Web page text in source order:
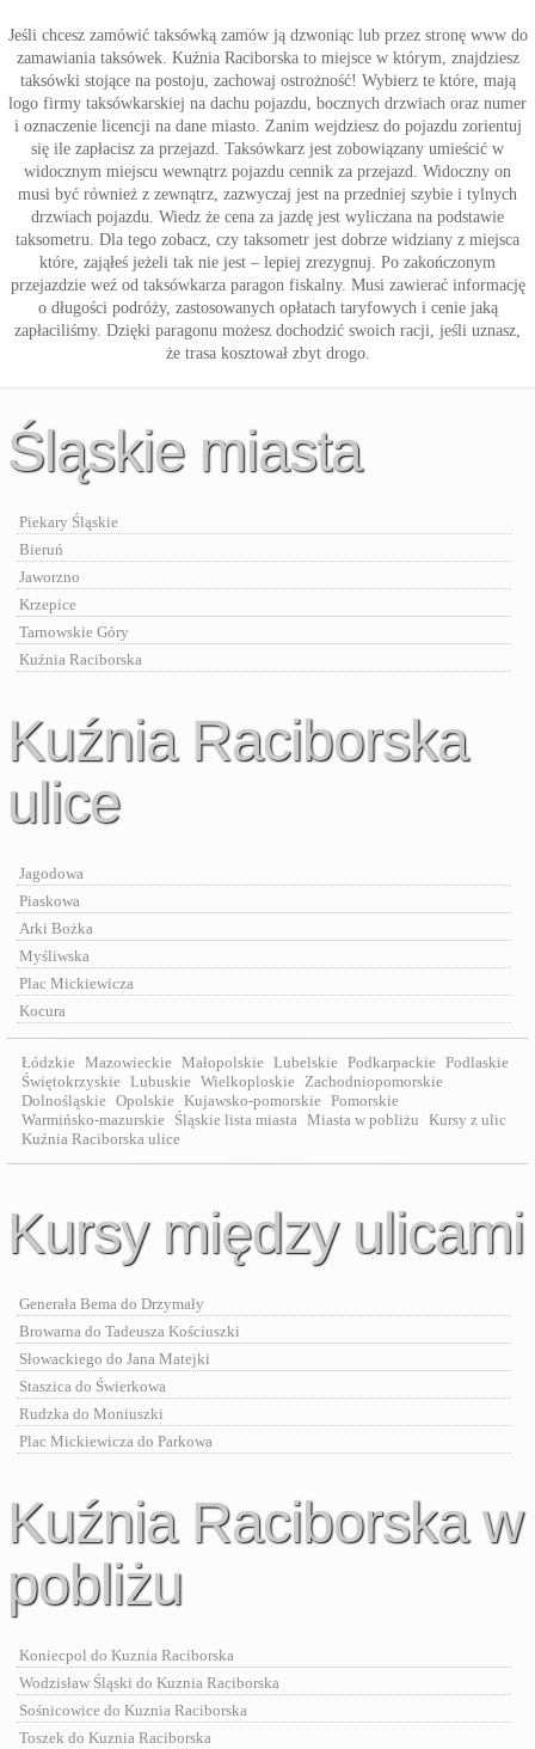
Jeśli chcesz zamówić taksówką zamów ją dzwoniąc lub przez stronę www do
zamawiania taksówek. Kuźnia Raciborska to miejsce w którym, znajdziesz
taksówki stojące na postoju, zachowaj ostrożność! Wybierz te które, mają
logo firmy taksówkarskiej na dachu pojazdu, bocznych drzwiach oraz numer
i oznaczenie licencji na dane miasto. Zanim wejdziesz do pojazdu zorientuj
się ile zapłacisz za przejazd. Taksówkarz jest zobowiązany umieścić w
widocznym miejscu wewnątrz pojazdu cennik za przejazd. Widoczny on
musi być również z zewnątrz, zazwyczaj jest na przedniej szybie i tylnych
drzwiach pojazdu. Wiedz że cena za jazdę jest wyliczana na podstawie
taksometru. Dla tego zobacz, czy taksometr jest dobrze widziany z miejsca
które, zająłeś jeżeli tak nie jest – lepiej zrezygnuj. Po zakończonym
przejazdzie weź od taksówkarza paragon fiskalny. Musi zawierać informację
o długości podróży, zastosowanych opłatach taryfowych i cenie jaką
zapłaciliśmy. Dzięki paragonu możesz dochodzić swoich racji, jeśli uznasz,
że trasa kosztował zbyt drogo.
Śląskie miasta
Piekary Śląskie
Bieruń
Jaworzno
Krzepice
Tarnowskie Góry
Kuźnia Raciborska
Kuźnia Raciborska
ulice
Jagodowa
Piaskowa
Arki Bożka
Myśliwska
Plac Mickiewicza
Kocura
Łódzkie Mazowieckie Małopolskie Lubelskie Podkarpackie Podlaskie
Świętokrzyskie Lubuskie Wielkoploskie Zachodniopomorskie
Dolnośląskie Opolskie Kujawsko-pomorskie Pomorskie
Warmińsko-mazurskie Śląskie lista miasta Miasta w pobliżu Kursy z ulic
Kuźnia Raciborska ulice
Kursy między ulicami
Generała Bema do Drzymały
Browarna do Tadeusza Kościuszki
Słowackiego do Jana Matejki
Staszica do Świerkowa
Rudzka do Moniuszki
Plac Mickiewicza do Parkowa
Kuźnia Raciborska w
pobliżu
Koniecpol do Kuznia Raciborska
Wodzisław Śląski do Kuznia Raciborska
Sośnicowice do Kuznia Raciborska
Toszek do Kuznia Raciborska